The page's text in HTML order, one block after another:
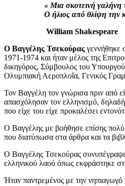
« Μια σκοτεινή γαλήνη
Ο ήλιος από θλίψη την
William Shakespeare
O Βαγγέλης Τσεκούρας γεννήθηκε
1971-1974 και ήταν μέλος της
δικηγόρος, Σύμβουλος του
Ολυμπιακή Αεροπλοΐα, Γενικός
Τον Βαγγέλη τον γνώρισα πριν από
απασχόλησαν τον ελληνισμό,
που είχε του είχε προκαλέσει
Ο Βαγγέλης με βοήθησε επίσης πολύ,
που διατύπωσα στα άρθρα και τα
Ο Βαγγέλης Τσεκούρας συνυπέγραψε
ελληνικού λαού όπως εκφράστηκε
Ήταν παντρεμένος με την